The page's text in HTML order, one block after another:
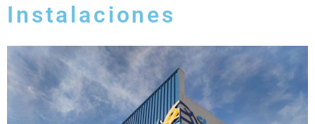
Instalaciones